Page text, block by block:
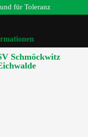
für Toleranz
Schmöckwitz